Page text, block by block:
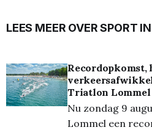
LEES MEER OVER SPORT
Recordopkomst,
Triatlon Lommel
Nu zondag 9
Lommel een